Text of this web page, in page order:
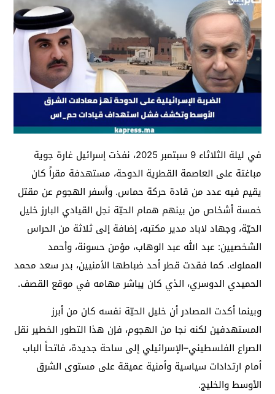
في ليلة الثلاثاء 9 سبتمبر 2025، نفذت إسرائيل غارة جوية
مباغتة على العاصمة القطرية الدوحة، مستهدفة مقراً كان
يقيم فيه عدد من قادة حركة حماس. وأسفر الهجوم عن مقتل
خمسة أشخاص من بينهم همام الحيّة نجل القيادي البارز خليل
الحيّة، وجهاد لاباد مدير مكتبه، إضافة إلى ثلاثة من الحراس
الشخصيين: عبد الله عبد الوهاب، مؤمن حسونة، وأحمد
المملوك. كما فقدت قطر أحد ضباطها الأمنيين، بدر سعد محمد
الحميدي الدوسري، الذي كان يباشر مهامه في موقع القصف.
وبينما أكدت المصادر أن خليل الحيّة نفسه كان من أبرز
المستهدفين لكنه نجا من الهجوم، فإن هذا التطور الخطير نقل
الصراع الفلسطيني–الإسرائيلي إلى ساحة جديدة، فاتحاً الباب
أمام ارتدادات سياسية وأمنية عميقة على مستوى الشرق
الأوسط والخليج.